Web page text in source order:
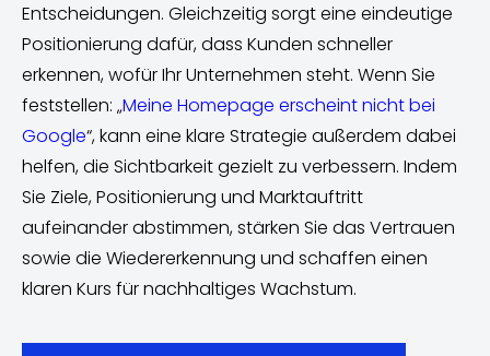
Entscheidungen. Gleichzeitig sorgt eine eindeutige
Positionierung dafür, dass Kunden schneller
erkennen, wofür Ihr Unternehmen steht. Wenn Sie
feststellen: „Meine Homepage erscheint nicht bei
Google“, kann eine klare Strategie außerdem dabei
helfen, die Sichtbarkeit gezielt zu verbessern. Indem
Sie Ziele, Positionierung und Marktauftritt
aufeinander abstimmen, stärken Sie das Vertrauen
sowie die Wiedererkennung und schaffen einen
klaren Kurs für nachhaltiges Wachstum.